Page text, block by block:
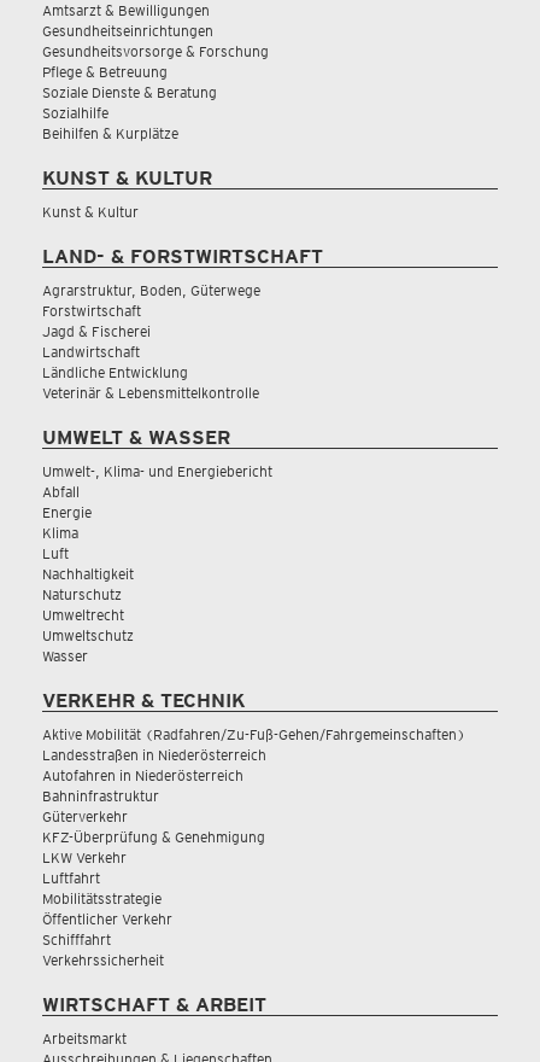
Amtsarzt & Bewilligungen
Gesundheitseinrichtungen
Gesundheitsvorsorge & Forschung
Pflege & Betreuung
Soziale Dienste & Beratung
Sozialhilfe
Beihilfen & Kurplätze
KUNST & KULTUR
Kunst & Kultur
LAND- & FORSTWIRTSCHAFT
Agrarstruktur, Boden, Güterwege
Forstwirtschaft
Jagd & Fischerei
Landwirtschaft
Ländliche Entwicklung
Veterinär & Lebensmittelkontrolle
UMWELT & WASSER
Umwelt-, Klima- und Energiebericht
Abfall
Energie
Klima
Luft
Nachhaltigkeit
Naturschutz
Umweltrecht
Umweltschutz
Wasser
VERKEHR & TECHNIK
Aktive Mobilität (Radfahren/Zu-Fuß-Gehen/Fahrgemeinschaften)
Landesstraßen in Niederösterreich
Autofahren in Niederösterreich
Bahninfrastruktur
Güterverkehr
KFZ-Überprüfung & Genehmigung
LKW Verkehr
Luftfahrt
Mobilitätsstrategie
Öffentlicher Verkehr
Schifffahrt
Verkehrssicherheit
WIRTSCHAFT & ARBEIT
Arbeitsmarkt